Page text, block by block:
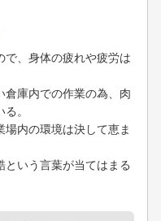
で、身体の疲れや疲労は
倉庫内での作業の為、肉
。
内の環境は決して恵ま
いう言葉が当てはまる